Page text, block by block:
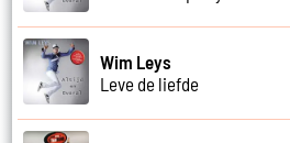
Wim Leys
Leve de liefde